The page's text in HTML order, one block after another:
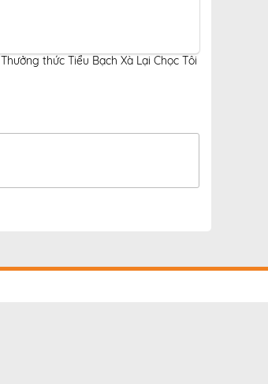
Thưởng thức Tiểu Bạch Xà Lại Chọc Tôi